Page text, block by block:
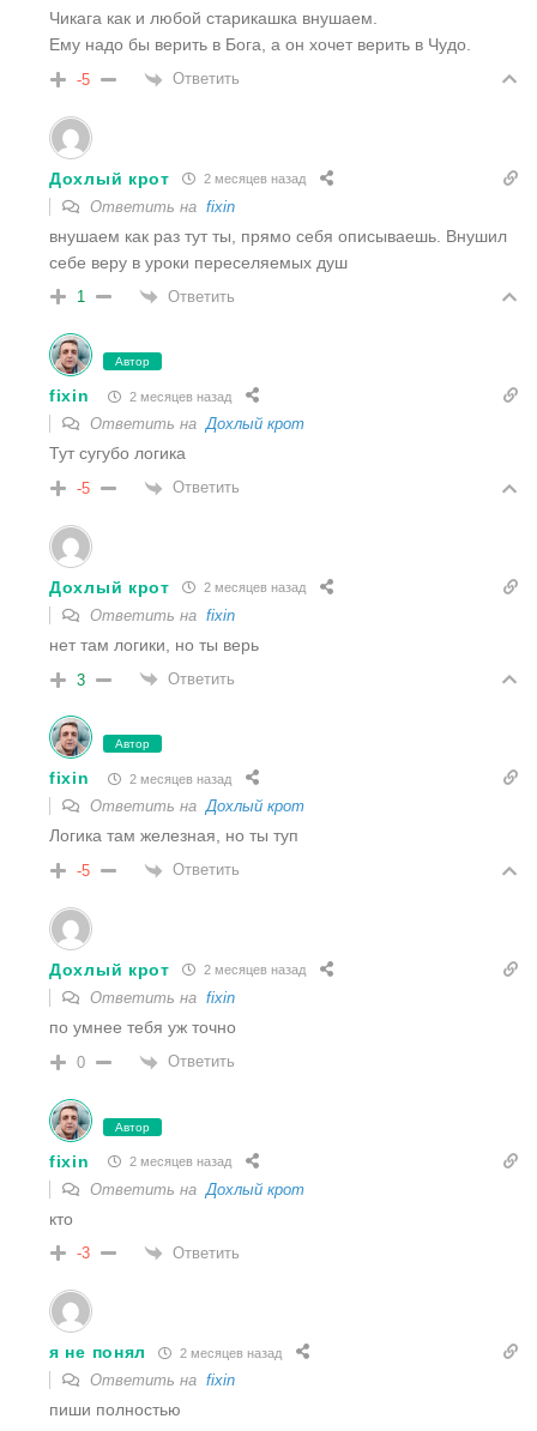
Чикага как и любой старикашка внушаем.
Ему надо бы верить в Бога, а он хочет верить в Чудо.
-5 Ответить
Дохлый крот 2 месяцев назад
Ответить на fixin
внушаем как раз тут ты, прямо себя описываешь. Внушил
себе веру в уроки переселяемых душ
1 Ответить
Автор
fixin 2 месяцев назад
Ответить наДохлый крот
Тут сугубо логика
-5 Ответить
Дохлый крот 2 месяцев назад
Ответить на fixin
нет там логики, но ты верь
3 Ответить
Автор
fixin 2 месяцев назад
Ответить наДохлый крот
Логика там железная, но ты туп
-5 Ответить
Дохлый крот 2 месяцев назад
Ответить на fixin
по умнее тебя уж точно
0 Ответить
Автор
fixin 2 месяцев назад
Ответить на Дохлый крот
кто
-3 Ответить
я не понял 2 месяцев назад
Ответить на fixin
пиши полностью